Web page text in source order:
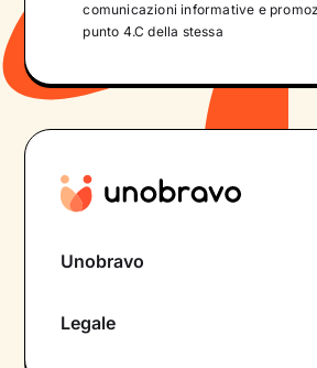
comunicazioni informative e
punto 4.C della stessa
Unobravo
Legale